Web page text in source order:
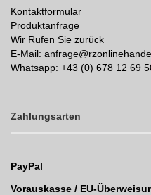
Kontaktformular
Produktanfrage
Wir Rufen Sie zurück
E-Mail:
Whatsapp: +43 (0) 678 12 69
Zahlungsarten
PayPal
Vorauskasse / EU-